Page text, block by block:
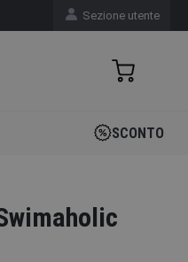
Sezione utente
SCONTO